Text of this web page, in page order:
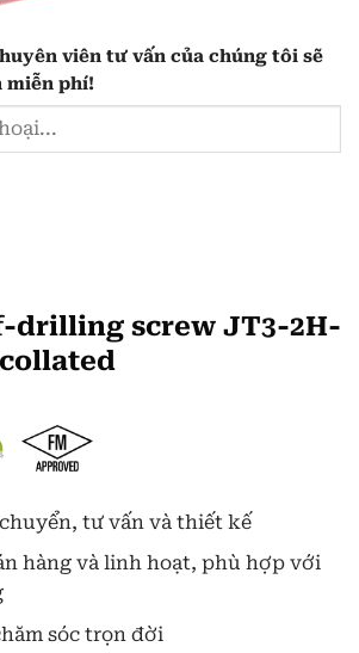
viên tư vấn của chúng tôi sẽ
miễn phí!
drilling screw JT3-2H-
collated
tư vấn và thiết kế
hàng và linh hoạt, phù hợp với
sóc trọn đời